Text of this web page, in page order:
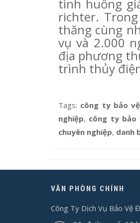
tình huống
richter.
thăng cùng
vụ và 2.000
địa phương
trình thủy
Tags: công ty bảo vệ
nghiệp, công ty bảo
chuyên nghiệp, danh
VĂN PHÒNG CHÍNH
Công Ty Dịch Vụ Bảo Vệ